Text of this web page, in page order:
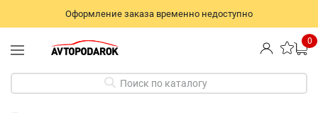
Оформление заказа временно недоступно
0
Поиск по каталогу